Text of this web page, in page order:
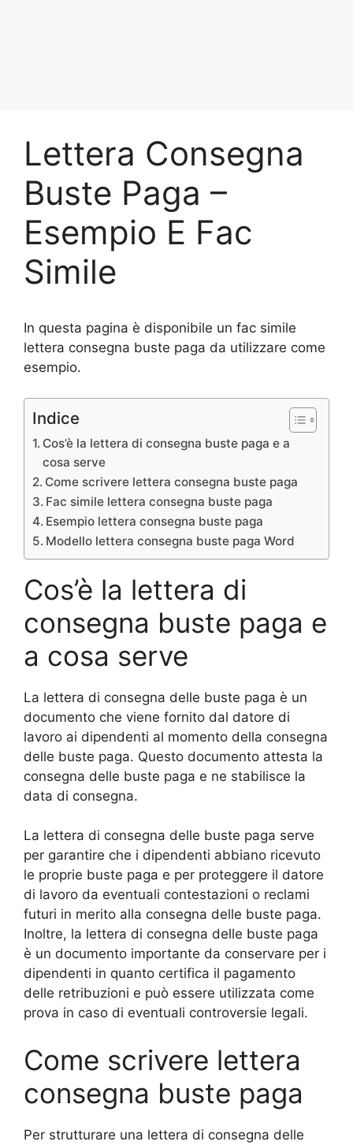
Lettera Consegna
Buste Paga –
Esempio E Fac
Simile
In questa pagina è disponibile un fac simile
lettera consegna buste paga da utilizzare come
esempio.
Indice
Cos’è la lettera di consegna buste paga e a
cosa serve
Come scrivere lettera consegna buste paga
Fac simile lettera consegna buste paga
Esempio lettera consegna buste paga
Modello lettera consegna buste paga Word
Cos’è la lettera di
consegna buste paga e
a cosa serve
La lettera di consegna delle buste paga è un
documento che viene fornito dal datore di
lavoro ai dipendenti al momento della consegna
delle buste paga. Questo documento attesta la
consegna delle buste paga e ne stabilisce la
data di consegna.
La lettera di consegna delle buste paga serve
per garantire che i dipendenti abbiano ricevuto
le proprie buste paga e per proteggere il datore
di lavoro da eventuali contestazioni o reclami
futuri in merito alla consegna delle buste paga.
Inoltre, la lettera di consegna delle buste paga
è un documento importante da conservare per i
dipendenti in quanto certifica il pagamento
delle retribuzioni e può essere utilizzata come
prova in caso di eventuali controversie legali.
Come scrivere lettera
consegna buste paga
Per strutturare una lettera di consegna delle